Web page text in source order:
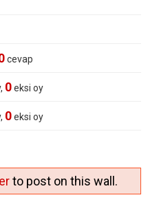
cevap
0eksi oy
0eksi oy
to post on this wall.